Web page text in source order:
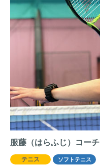
服藤（はらふじ）コーチ
テニス ソフトテニス